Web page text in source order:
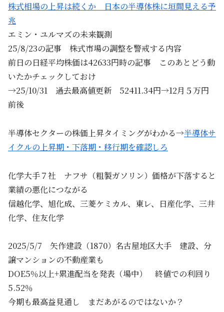
株式相場の上昇は続くか 日本の半導体株に垣間見える予
兆
エミン・ユルマズの未来観測
25/8/23の記事 株式市場の調整を警戒する内容
前日の日経平均株価は42633円時の記事 このあとどう動
いたかチェックしておけ
→25/10/31 過去最高値更新 52411.34円→12月５万円
前後
半導体セクターの株価上昇タイミングがわかる→半導体サ
イクルの上昇期・下落期・移行期を確認しろ
化学大手７社 ナフサ（粗製ガソリン）価格が下落すると
業績の悪化につながる
信越化学、旭化成、三菱ケミカル、東レ、日産化学、三井
化学、住友化学
2025/5/7 矢作建設（1870）名古屋地区大手 建設、分
譲マンションの不動産業も
DOE5％以上+累進配当を発表（場中） 終値での利回り
5.52％
今期も最高益見通し まだあがるのではないか？